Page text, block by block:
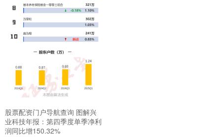
股票配资门户导航查询 图解兴
业科技年报：第四季度单季净利
润同比增150.32%